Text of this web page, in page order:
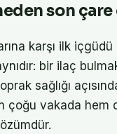
son çare
karşı ilk
bir ilaç
sağlığı
çoğu vakada hem